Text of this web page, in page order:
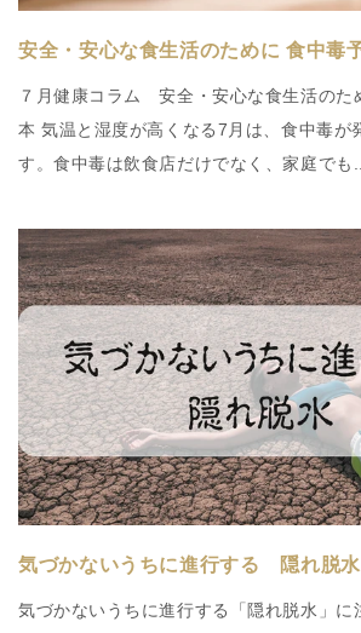
安全・安心な食生活のために 食中毒
７月健康コラム 安全・安心な食生活のた
本 気温と湿度が高くなる7月は、食中毒が
す。食中毒は飲食店だけでなく、家庭でも...
気づかないうちに進行する 隠れ脱水
気づかないうちに進行する「隠れ脱水」に